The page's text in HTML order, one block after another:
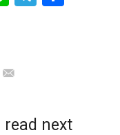
read next